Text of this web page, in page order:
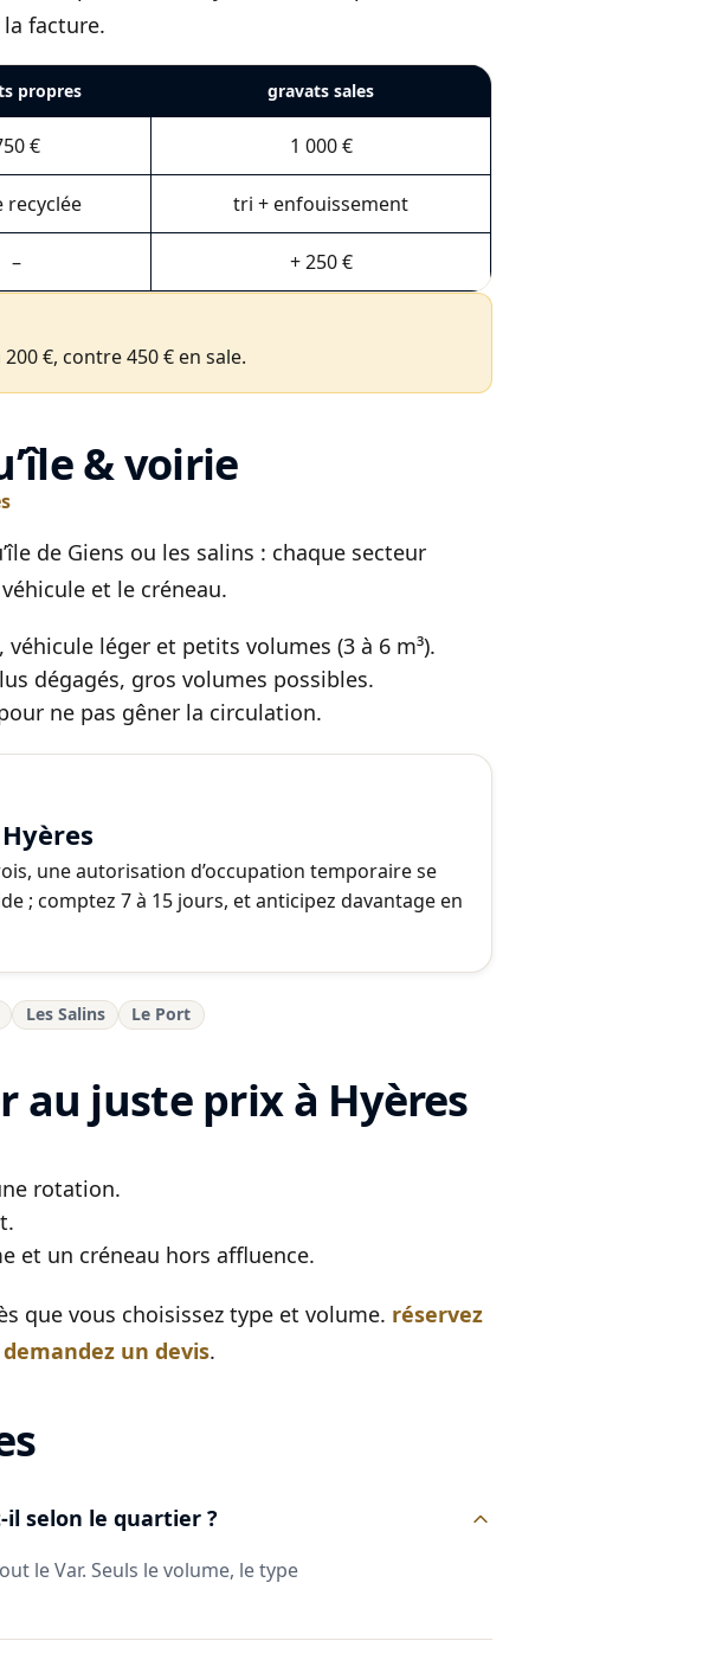
facture.
propres gravats sales
€ 1 000 €
recyclée tri + enfouissement
– + 250 €
€, contre 450 € en sale.
& voirie
de Giens ou les salins : chaque secteur
et le créneau.
léger et petits volumes (3 à 6 m³).
dégagés, gros volumes possibles.
ne pas gêner la circulation.
une autorisation d’occupation temporaire se
; comptez 7 à 15 jours, et anticipez davantage en
Les Salins Le Port
au juste prix à Hyères
rotation.
et un créneau hors affluence.
que vous choisissez type et volume. réservez
demandez un devis.
il selon le quartier ?
le Var. Seuls le volume, le type